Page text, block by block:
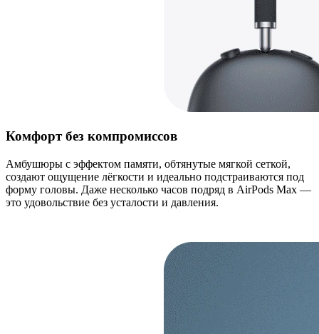
Комфорт без компромиссов
Амбушюры с эффектом памяти, обтянутые мягкой сеткой,
создают ощущение лёгкости и идеально подстраиваются под
форму головы. Даже несколько часов подряд в AirPods Max —
это удовольствие без усталости и давления.